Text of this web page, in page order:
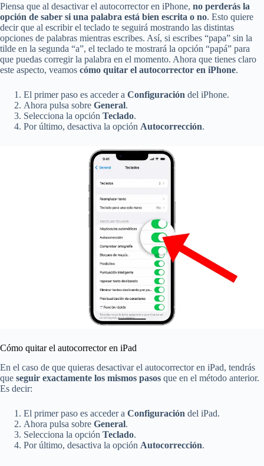
Piensa que al desactivar el autocorrector en iPhone, no perderás la
opción de saber si una palabra está bien escrita o no. Esto quiere
decir que al escribir el teclado te seguirá mostrando las distintas
opciones de palabras mientras escribes. Así, si escribes “papa” sin la
tilde en la segunda “a”, el teclado te mostrará la opción “papá” para
que puedas corregir la palabra en el momento. Ahora que tienes claro
este aspecto, veamos cómo quitar el autocorrector en iPhone.
El primer paso es acceder a Configuración del iPhone.
Ahora pulsa sobre General.
Selecciona la opción Teclado.
Por último, desactiva la opción Autocorrección.
Cómo quitar el autocorrector en iPad
En el caso de que quieras desactivar el autocorrector en iPad, tendrás
que seguir exactamente los mismos pasos que en el método anterior.
Es decir:
El primer paso es acceder a Configuración del iPad.
Ahora pulsa sobre General.
Selecciona la opción Teclado.
Por último, desactiva la opción Autocorrección.